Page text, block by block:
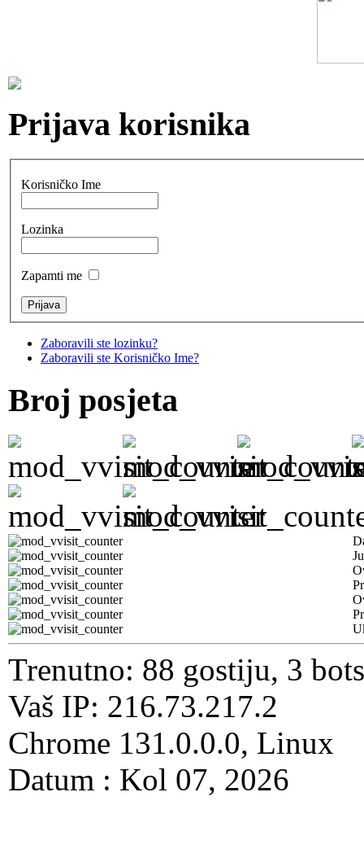
Prijava korisnika
Korisničko Ime
Lozinka
Zapamti me
Zaboravili ste lozinku?
Zaboravili ste Korisničko Ime?
Broj posjeta
Trenutno: 88 gostiju, 3
Vaš IP: 216.73.217.2
Chrome 131.0.0.0, Linux
Datum : Kol 07, 2026